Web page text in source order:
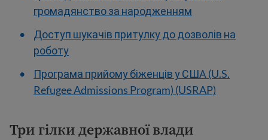
громадянство за народженням
Доступ шукачів притулку до дозволів на
роботу
Програма прийому біженців у США (U.S.
Refugee Admissions Program) (USRAP)
Три гілки державної влади